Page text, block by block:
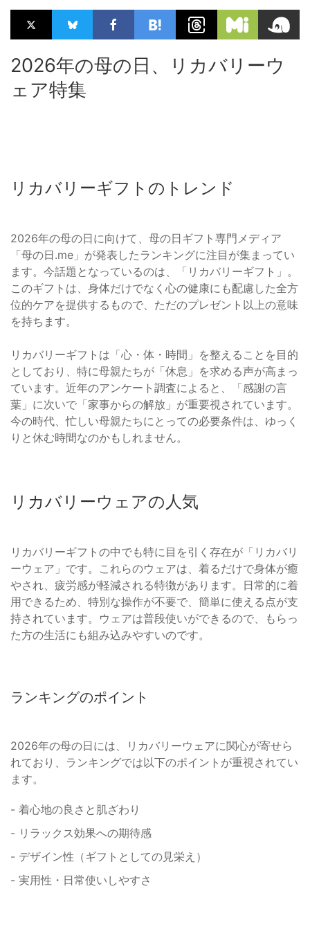
2026年の母の日、リカバリーウ
ェア特集
リカバリーギフトのトレンド
2026年の母の日に向けて、母の日ギフト専門メディア
「母の日.me」が発表したランキングに注目が集まってい
ます。今話題となっているのは、「リカバリーギフト」。
このギフトは、身体だけでなく心の健康にも配慮した全方
位的ケアを提供するもので、ただのプレゼント以上の意味
を持ちます。
リカバリーギフトは「心・体・時間」を整えることを目的
としており、特に母親たちが「休息」を求める声が高まっ
ています。近年のアンケート調査によると、「感謝の言
葉」に次いで「家事からの解放」が重要視されています。
今の時代、忙しい母親たちにとっての必要条件は、ゆっく
りと休む時間なのかもしれません。
リカバリーウェアの人気
リカバリーギフトの中でも特に目を引く存在が「リカバリ
ーウェア」です。これらのウェアは、着るだけで身体が癒
やされ、疲労感が軽減される特徴があります。日常的に着
用できるため、特別な操作が不要で、簡単に使える点が支
持されています。ウェアは普段使いができるので、もらっ
た方の生活にも組み込みやすいのです。
ランキングのポイント
2026年の母の日には、リカバリーウェアに関心が寄せら
れており、ランキングでは以下のポイントが重視されてい
ます。
- 着心地の良さと肌ざわり
- リラックス効果への期待感
- デザイン性（ギフトとしての見栄え）
- 実用性・日常使いしやすさ